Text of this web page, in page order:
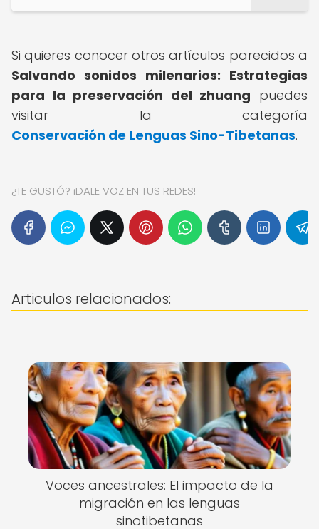
Si quieres conocer otros artículos parecidos a
Salvando sonidos milenarios: Estrategias
para la preservación del zhuang puedes
visitar la categoría
Conservación de Lenguas Sino-Tibetanas.
¿TE GUSTÓ? ¡DALE VOZ EN TUS REDES!
Articulos relacionados:
Voces ancestrales: El impacto de la
migración en las lenguas
sinotibetanas